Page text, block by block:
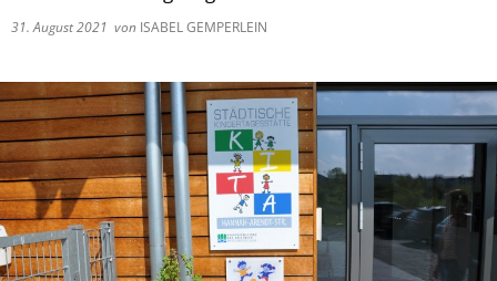
31. August 2021 von ISABEL GEMPERLEIN